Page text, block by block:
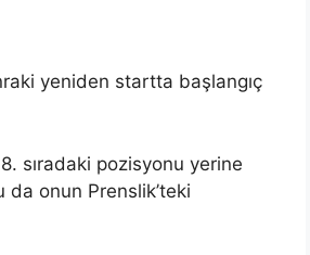
yeniden startta başlangıç
sıradaki pozisyonu yerine
da onun Prenslik’teki